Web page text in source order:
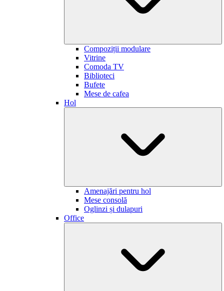
Compoziții modulare
Vitrine
Comoda TV
Biblioteci
Bufete
Mese de cafea
Hol
Amenajări pentru hol
Mese consolă
Oglinzi și dulapuri
Office